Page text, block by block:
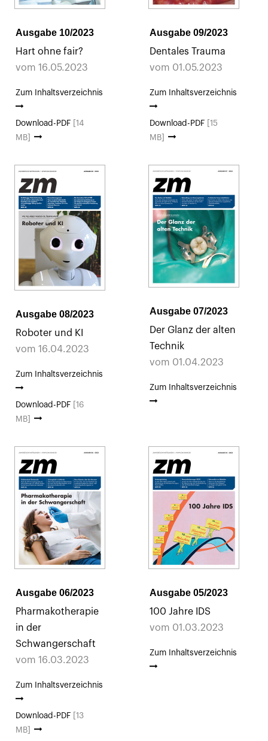
Ausgabe 10/2023
Hart ohne fair?
vom 16.05.2023
Zum Inhaltsverzeichnis
Download-PDF
[14
MB]
Ausgabe 09/2023
Dentales Trauma
vom 01.05.2023
Zum Inhaltsverzeichnis
Download-PDF
[15
MB]
Ausgabe 08/2023
Roboter und KI
vom 16.04.2023
Zum Inhaltsverzeichnis
Download-PDF
[16
MB]
Ausgabe 07/2023
Der Glanz der alten
Technik
vom 01.04.2023
Zum Inhaltsverzeichnis
Ausgabe 06/2023
Pharmakotherapie
in der
Schwangerschaft
vom 16.03.2023
Zum Inhaltsverzeichnis
Download-PDF
[13
MB]
Ausgabe 05/2023
100 Jahre IDS
vom 01.03.2023
Zum Inhaltsverzeichnis